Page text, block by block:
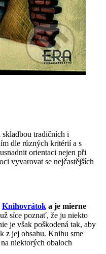
tradičních i
dle různých kritérií a s
orientaci nejen při
vyvarovat se nejčastějších
Knihovrátok a je mierne
síce poznať, že ju niekto
je však poškodená tak, aby
z jej obsahu. Knihu sme
niektorých obaloch